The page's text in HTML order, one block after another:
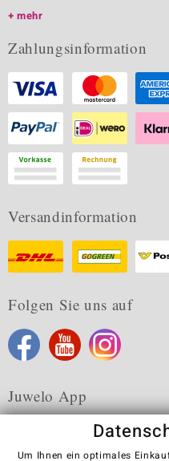
mehr
Zahlungsinformation
Versandinformation
Folgen Sie uns auf
Juwelo App
Um Ihnen ein optimales